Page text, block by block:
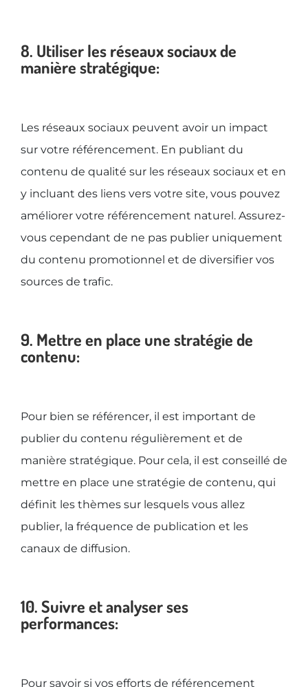
8. Utiliser les réseaux sociaux de
manière stratégique:
Les réseaux sociaux peuvent avoir un impact
sur votre référencement. En publiant du
contenu de qualité sur les réseaux sociaux et en
y incluant des liens vers votre site, vous pouvez
améliorer votre référencement naturel. Assurez-
vous cependant de ne pas publier uniquement
du contenu promotionnel et de diversifier vos
sources de trafic.
9. Mettre en place une stratégie de
contenu:
Pour bien se référencer, il est important de
publier du contenu régulièrement et de
manière stratégique. Pour cela, il est conseillé de
mettre en place une stratégie de contenu, qui
définit les thèmes sur lesquels vous allez
publier, la fréquence de publication et les
canaux de diffusion.
10. Suivre et analyser ses
performances:
Pour savoir si vos efforts de référencement